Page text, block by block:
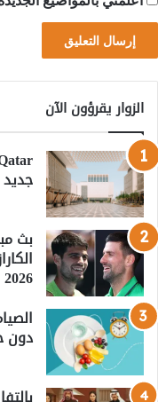
الزوار يقرؤون الآن
جديد
بث
2026
دون